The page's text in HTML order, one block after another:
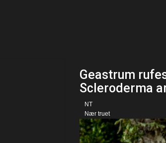
Geastrum
Scleroderma
NT
Nær truet